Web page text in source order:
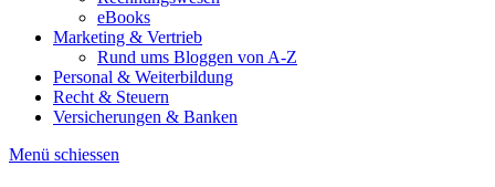
eBooks
Marketing & Vertrieb
Rund ums Bloggen von A-Z
Personal & Weiterbildung
Recht & Steuern
Versicherungen & Banken
Menü schiessen